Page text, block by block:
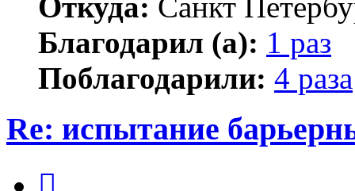
Благодарил (а): 1 раз
Поблагодарили: 4 раза
Re: испытание